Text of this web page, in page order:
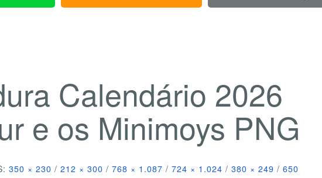
Calendário 2026
e os Minimoys PNG
350 × 230 / 212 × 300 / 768 × 1.087 / 724 × 1.024 / 380 × 249 / 650